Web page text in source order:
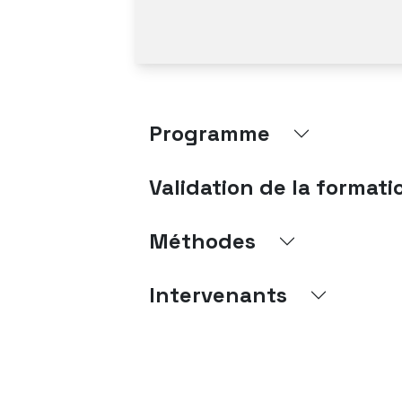
Programme
Validation de la
Méthodes
Intervenants